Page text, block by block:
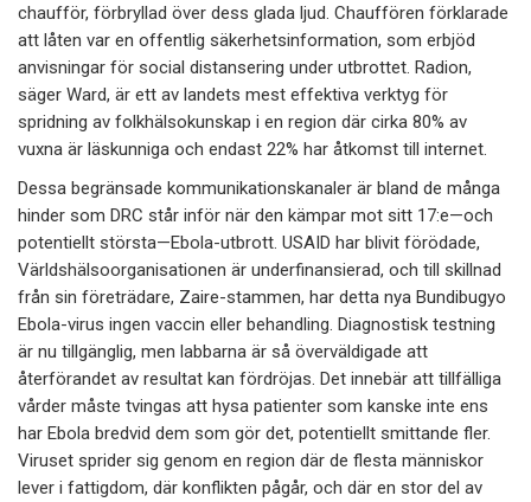
chaufför, förbryllad över dess glada ljud. Chauffören förklarade
att låten var en offentlig säkerhetsinformation, som erbjöd
anvisningar för social distansering under utbrottet. Radion,
säger Ward, är ett av landets mest effektiva verktyg för
spridning av folkhälsokunskap i en region där cirka 80% av
vuxna är läskunniga och endast 22% har åtkomst till internet.
Dessa begränsade kommunikationskanaler är bland de många
hinder som DRC står inför när den kämpar mot sitt 17:e—och
potentiellt största—Ebola-utbrott. USAID har blivit förödade,
Världshälsoorganisationen är underfinansierad, och till skillnad
från sin företrädare, Zaire-stammen, har detta nya Bundibugyo
Ebola-virus ingen vaccin eller behandling. Diagnostisk testning
är nu tillgänglig, men labbarna är så överväldigade att
återförandet av resultat kan fördröjas. Det innebär att tillfälliga
vårder måste tvingas att hysa patienter som kanske inte ens
har Ebola bredvid dem som gör det, potentiellt smittande fler.
Viruset sprider sig genom en region där de flesta människor
lever i fattigdom, där konflikten pågår, och där en stor del av